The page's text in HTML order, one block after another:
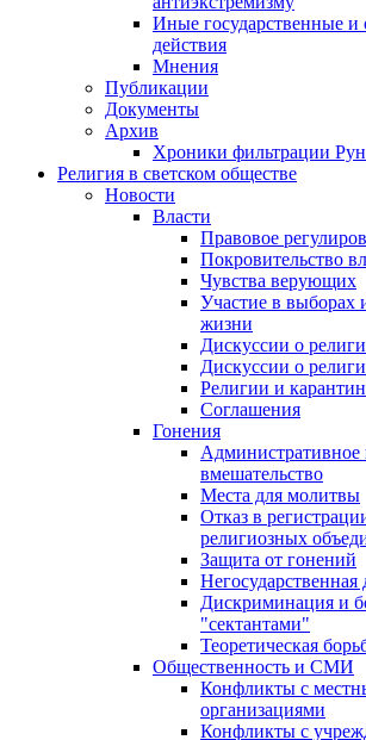
Иные государственные и
действия
Мнения
Публикации
Документы
Архив
Хроники фильтрации
Религия в светском обществе
Новости
Власти
Правовое
Покровительство
Чувства верующих
Участие в выборах
жизни
Дискуссии о
Дискуссии о
Религии и карантин
Соглашения
Гонения
Административное
вмешательство
Места для молитвы
Отказ в
религиозных
Защита от гонений
Дискриминация и
"сектантами"
Теоретическая
Общественность и СМИ
Конфликты с
организациями
Конфликты с